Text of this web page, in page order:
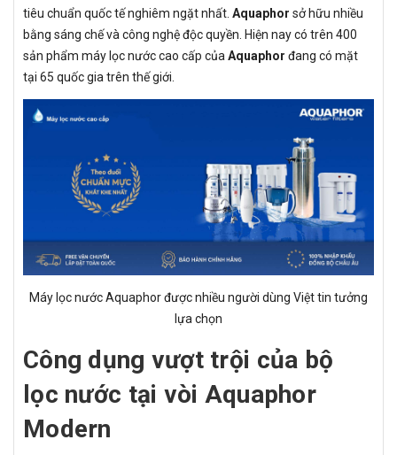
tiêu chuẩn quốc tế nghiêm ngặt nhất. Aquaphor sở hữu nhiều
bằng sáng chế và công nghệ độc quyền. Hiện nay có trên 400
sản phẩm máy lọc nước cao cấp của Aquaphor đang có mặt
tại 65 quốc gia trên thế giới.
Máy lọc nước Aquaphor được nhiều người dùng Việt tin tưởng
lựa chọn
Công dụng vượt trội của bộ
lọc nước tại vòi Aquaphor
Modern